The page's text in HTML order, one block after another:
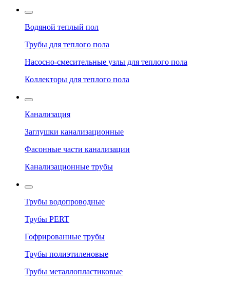
Водяной теплый пол
Трубы для теплого пола
Насосно-смесительные узлы для теплого пола
Коллекторы для теплого пола
Канализация
Заглушки канализационные
Фасонные части канализации
Канализационные трубы
Трубы водопроводные
Трубы PERT
Гофрированные трубы
Трубы полиэтиленовые
Трубы металлопластиковые